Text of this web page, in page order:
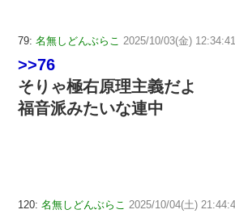
79: 名無しどんぶらこ 2025/10/03(金)
>>76
そりゃ極右原理主義だよ
福音派みたいな連中
120: 名無しどんぶらこ 2025/10/04(土)